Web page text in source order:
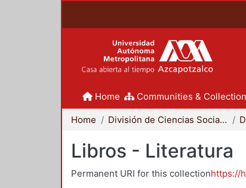
Home Communities &
Home División de Ciencias Sociales y Humanidades
Libros - Literatura
Permanent URI for this collectionhttps://